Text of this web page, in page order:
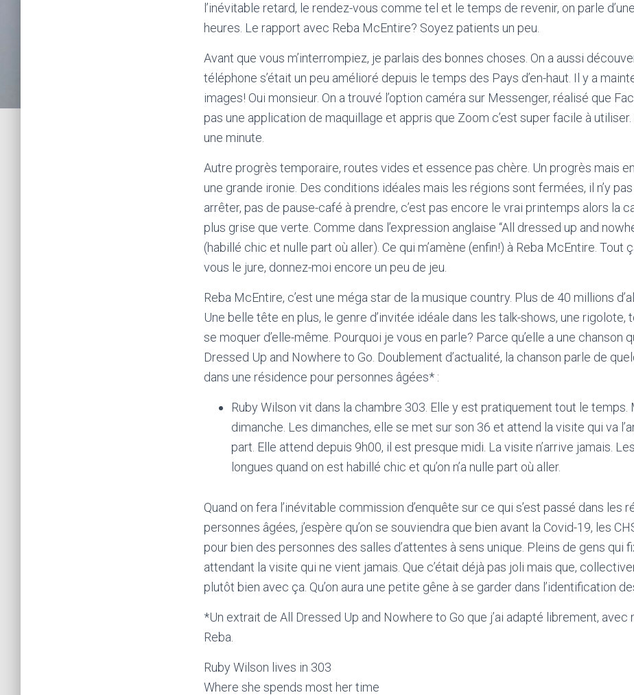
l’inévitable retard, le rendez-vous comme tel et le temps de revenir, on parle
heures. Le rapport avec Reba McEntire? Soyez patients un peu.
Avant que vous m’interrompiez, je parlais des bonnes choses. On a aussi
téléphone s’était un peu amélioré depuis le temps des Pays d’en-haut. Il y a
images! Oui monsieur. On a trouvé l’option caméra sur Messenger, réalisé que
pas une application de maquillage et appris que Zoom c’est super facile à utiliser.
une minute.
Autre progrès temporaire, routes vides et essence pas chère. Un progrès mais
une grande ironie. Des conditions idéales mais les régions sont fermées, il n’y pas
arrêter, pas de pause-café à prendre, c’est pas encore le vrai printemps alors la
plus grise que verte. Comme dans l’expression anglaise “All dressed up and
(habillé chic et nulle part où aller). Ce qui m’amène (enfin!) à Reba McEntire. Tout
vous le jure, donnez-moi encore un peu de jeu.
Reba McEntire, c’est une méga star de la musique country. Plus de 40 millions
Une belle tête en plus, le genre d’invitée idéale dans les talk-shows, une rigolote,
se moquer d’elle-même. Pourquoi je vous en parle? Parce qu’elle a une chanson
Dressed Up and Nowhere to Go. Doublement d’actualité, la chanson parle de
dans une résidence pour personnes âgées* :
Ruby Wilson vit dans la chambre 303. Elle y est pratiquement tout le temps.
dimanche. Les dimanches, elle se met sur son 36 et attend la visite qui va
part. Elle attend depuis 9h00, il est presque midi. La visite n’arrive jamais.
longues quand on est habillé chic et qu’on n’a nulle part où aller.
Quand on fera l’inévitable commission d’enquête sur ce qui s’est passé dans les
personnes âgées, j’espère qu’on se souviendra que bien avant la Covid-19, les
pour bien des personnes des salles d’attentes à sens unique. Pleins de gens qui
attendant la visite qui ne vient jamais. Que c’était déjà pas joli mais que,
plutôt bien avec ça. Qu’on aura une petite gêne à se garder dans l’identification
*Un extrait de All Dressed Up and Nowhere to Go que j’ai adapté librement, avec
Reba.
Ruby Wilson lives in 303
Where she spends most her time